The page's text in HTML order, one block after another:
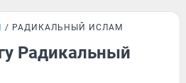
РАДИКАЛЬНЫЙ ИСЛАМ
Радикальный